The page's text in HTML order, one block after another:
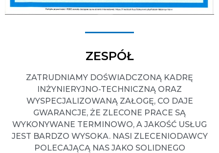
ZESPÓŁ
ZATRUDNIAMY DOŚWIADCZONĄ KADRĘ
INŻYNIERYJNO-TECHNICZNĄ ORAZ
WYSPECJALIZOWANĄ ZAŁOGĘ, CO DAJE
GWARANCJE, ŻE ZLECONE PRACE SĄ
WYKONYWANE TERMINOWO, A JAKOŚĆ USŁUG
JEST BARDZO WYSOKA. NASI ZLECENIODAWCY
POLECAJĄCĄ NAS JAKO SOLIDNEGO